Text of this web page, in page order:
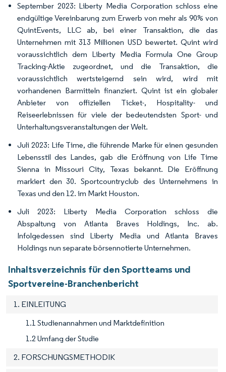
September 2023: Liberty Media Corporation schloss eine
endgültige Vereinbarung zum Erwerb von mehr als 90% von
QuintEvents, LLC ab, bei einer Transaktion, die das
Unternehmen mit 313 Millionen USD bewertet. Quint wird
voraussichtlich dem Liberty Media Formula One Group
Tracking-Aktie zugeordnet, und die Transaktion, die
voraussichtlich wertsteigernd sein wird, wird mit
vorhandenen Barmitteln finanziert. Quint ist ein globaler
Anbieter von offiziellen Ticket-, Hospitality- und
Reiseerlebnissen für viele der bedeutendsten Sport- und
Unterhaltungsveranstaltungen der Welt.
Juli 2023: Life Time, die führende Marke für einen gesunden
Lebensstil des Landes, gab die Eröffnung von Life Time
Sienna in Missouri City, Texas bekannt. Die Eröffnung
markiert den 30. Sportcountryclub des Unternehmens in
Texas und den 12. im Markt Houston.
Juli 2023: Liberty Media Corporation schloss die
Abspaltung von Atlanta Braves Holdings, Inc. ab.
Infolgedessen sind Liberty Media und Atlanta Braves
Holdings nun separate börsennotierte Unternehmen.
Inhaltsverzeichnis für den Sportteams und
Sportvereine-Branchenbericht
1. EINLEITUNG
1.1 Studienannahmen und Marktdefinition
1.2 Umfang der Studie
2. FORSCHUNGSMETHODIK